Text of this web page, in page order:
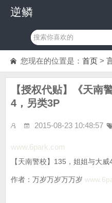
逆鳞
您现在的位置是： 首页 >
【授权代贴】《天南
4，另类3P
2015-08-23 10:48:57
www.6park.com
【天南警校】135，姐姐与大
作者：万岁万岁万万岁